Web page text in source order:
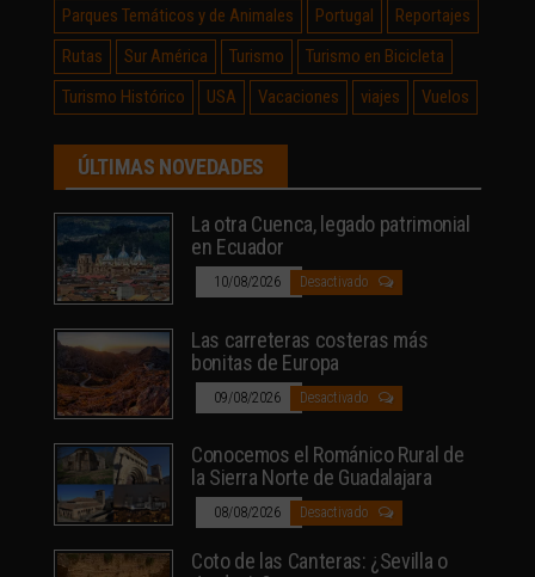
Parques Temáticos y de Animales
Portugal
Reportajes
Rutas
Sur América Turismo
Turismo en Bicicleta
Turismo Histórico
USA Vacaciones viajes Vuelos
ÚLTIMAS NOVEDADES
La otra Cuenca, legado patrimonial
en Ecuador
10/08/2026 Desactivado
Las carreteras costeras más
bonitas de Europa
09/08/2026 Desactivado
Conocemos el Románico Rural de
la Sierra Norte de Guadalajara
08/08/2026 Desactivado
Coto de las Canteras: ¿Sevilla o